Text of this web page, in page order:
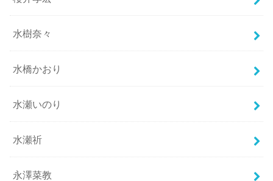
水樹奈々
水橋かおり
水瀬いのり
水瀬祈
永澤菜教